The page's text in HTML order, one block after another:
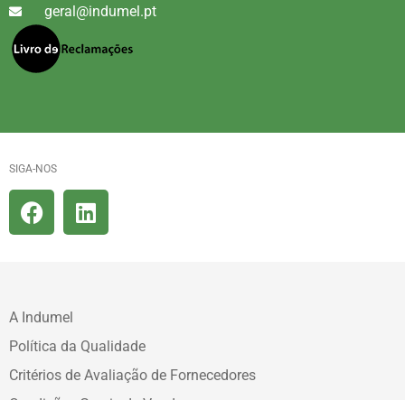
geral@indumel.pt
SIGA-NOS
A Indumel
Política da Qualidade
Critérios de Avaliação de Fornecedores